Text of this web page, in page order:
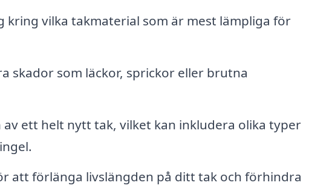
kring vilka takmaterial som är mest lämpliga för
skador som läckor, sprickor eller brutna
ett helt nytt tak, vilket kan inkludera olika typer
att förlänga livslängden på ditt tak och förhindra